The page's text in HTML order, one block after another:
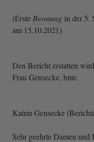
(Erste Beratung in der 5.
am 15.10.2021)
Den Bericht erstatten
Frau Gensecke, bitte.
Katrin Gensecke
Sehr geehrte Damen